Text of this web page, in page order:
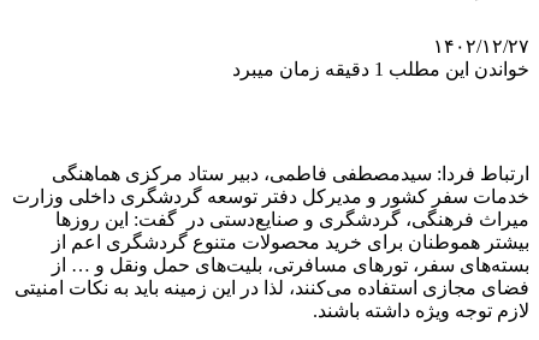
۱۴۰۲/۱۲/۲۷
خواندن این مطلب 1 دقیقه زمان میبرد
ارتباط فردا: سیدمصطفی فاطمی، دبیر ستاد مرکزی هماهنگی
خدمات سفر کشور و مدیرکل دفتر توسعه گردشگری داخلی وزارت
میراث فرهنگی، گردشگری و صنایع‌دستی در گفت: این روزها
بیشتر هموطنان برای خرید محصولات متنوع گردشگری اعم از
بسته‌های سفر، تورهای مسافرتی، بلیت‌های حمل ونقل و … از
فضای مجازی استفاده می‌کنند، لذا در این زمینه باید به نکات امنیتی
لازم توجه ویژه داشته باشند.